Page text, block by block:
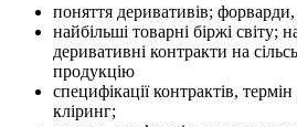
поняття деривативів;
найбільші товарні біржі світу;
деривативні контракти на
продукцію
специфікації контрактів, термін
кліринг;